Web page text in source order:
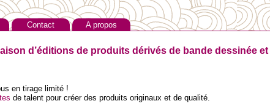
Contact A propos
d’éditions de produits dérivés de bande dessinée
en tirage limité !
de talent pour créer des produits originaux et de qualité.